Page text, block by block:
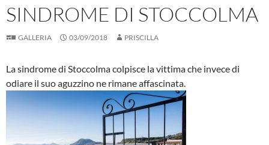
SINDROME DI STOCCOLMA
GALLERIA 03/09/2018 PRISCILLA
La sindrome di Stoccolma colpisce la vittima che invece di
odiare il suo aguzzino ne rimane affascinata.